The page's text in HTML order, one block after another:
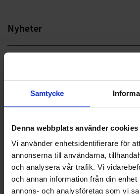
Samtycke
Denna webbplats använder cookies
Vi använder enhetsidentifierare för
annonserna till användarna,
och analysera vår trafik. Vi
och annan information från din
annons- och analysföretag som vi
Nyheter
HÅLLBARHET
NYA UPPDRAG
OHLSSONS REGION MITT
OHLSSONS REGION SYD
OHLSSONS REGION VÄST